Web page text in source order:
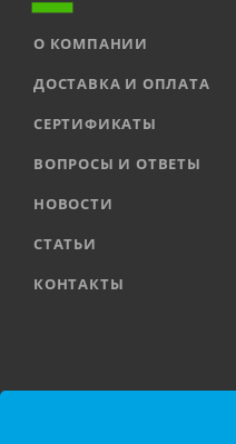
О КОМПАНИИ
ДОСТАВКА И ОПЛАТА
СЕРТИФИКАТЫ
ВОПРОСЫ И ОТВЕТЫ
НОВОСТИ
СТАТЬИ
КОНТАКТЫ